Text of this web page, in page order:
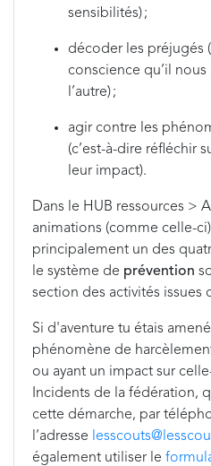
sensibilités) ;
décoder les préjugés
conscience qu’il
l’autre) ;
agir contre les
(c’est-à-dire réfléchir
leur impact).
Dans le HUB ressources >
animations (comme celle-
principalement un des
le système de prévention
section des activités issues
Si d'aventure tu étais
phénomène de
ou ayant un impact sur
Incidents de la fédération,
cette démarche, par
l’adresse
également utiliser le